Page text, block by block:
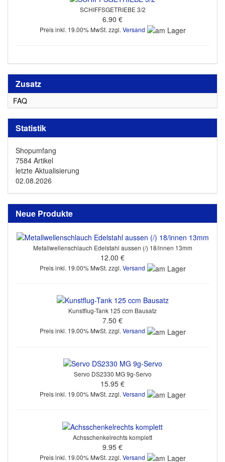
SCHIFFSGETRIEBE 3/2
6.90 €
Preis inkl. 19.00% MwSt. zzgl. Versand
Zusatz
FAQ
Statistik
Shopumfang
7584 Artikel
letzte Aktualisierung
02.08.2026
Neue Produkte
Metallwellenschlauch Edelstahl aussen (/) 18/innen 13mm
12.00 €
Preis inkl. 19.00% MwSt. zzgl. Versand
Kunstflug-Tank 125 ccm Bausatz
7.50 €
Preis inkl. 19.00% MwSt. zzgl. Versand
Servo DS2330 MG 9g-Servo
15.95 €
Preis inkl. 19.00% MwSt. zzgl. Versand
Achsschenkelrechts komplett
9.95 €
Preis inkl. 19.00% MwSt. zzgl. Versand